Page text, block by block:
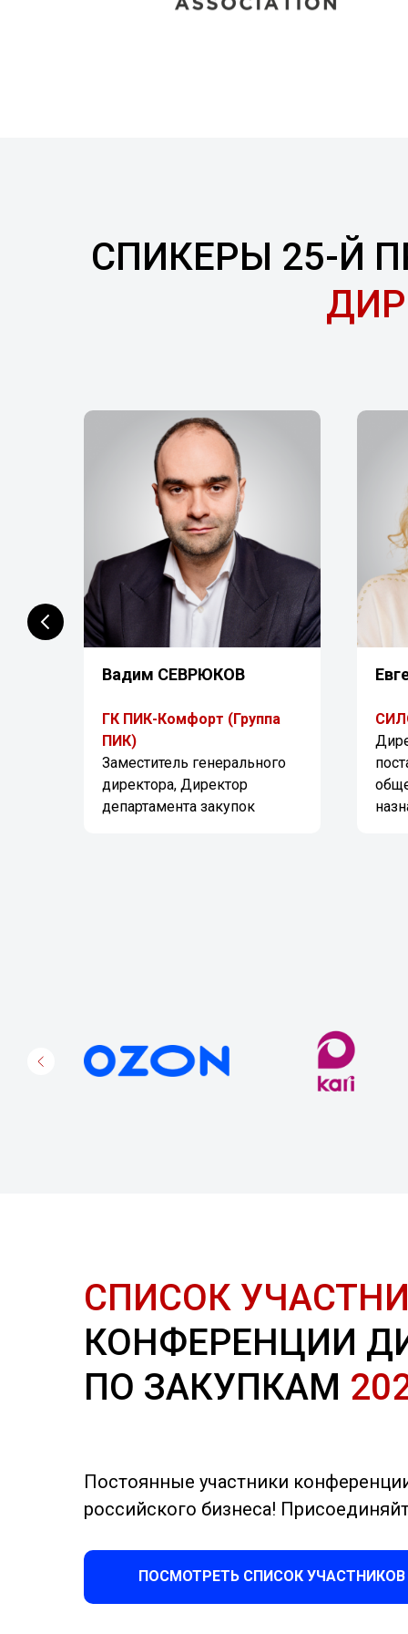
СПИКЕРЫ 25-Й
Вадим СЕВРЮКОВ
ГК ПИК-Комфорт (Группа
ПИК)
Заместитель генерального
директора, Директор
департамента закупок
СПИСОК
КОНФЕРЕНЦИИ
ПО ЗАКУПКАМ
Постоянные участники
российского бизнеса!
ПОСМОТРЕТЬ СПИСОК УЧАСТНИКОВ